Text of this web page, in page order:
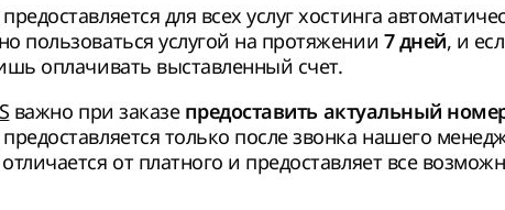
для всех услуг хостинга
пользоваться услугой на протяжении 7 дней, и
оплачивать выставленный счет.
важно при заказе предоставить актуальный
только после звонка нашего
от платного и предоставляет все